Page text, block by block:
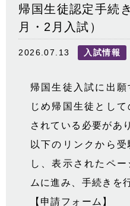
帰国生徒認定手続
月・2月入試）
2026.07.13 入試情報
帰国生徒入試に出
じめ帰国生徒とし
されている必要があ
以下のリンクから
し、表示されたペ
ムに進み、手続きを
【申請フォーム】